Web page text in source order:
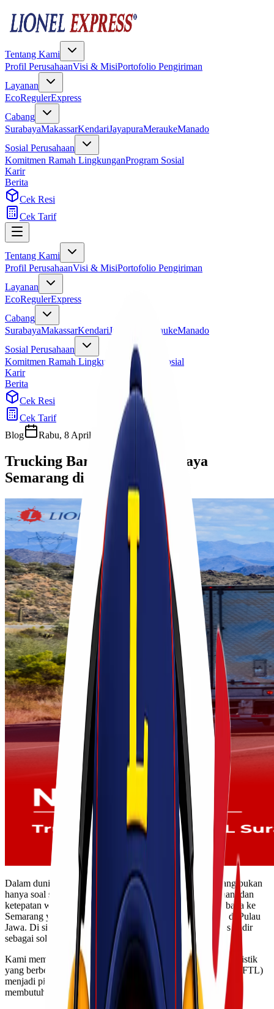
Tentang Kami
Profil PerusahaanVisi & MisiPortofolio Pengiriman
Layanan
EcoRegulerExpress
Cabang
SurabayaMakassarKendariJayapuraMeraukeManado
Sosial Perusahaan
Komitmen Ramah LingkunganProgram Sosial
Karir
Berita
Cek Resi
Cek Tarif
Tentang Kami
Profil PerusahaanVisi & MisiPortofolio Pengiriman
Layanan
EcoRegulerExpress
Cabang
SurabayaMakassarKendariJayapura MeraukeManado
Sosial Perusahaan
Komitmen Ramah Lingkungan
Program Sosial
Karir
Berita
Cek Resi
Cek Tarif
Blog
Rabu, 8 April 2026 Cherryn
Trucking Barang FTL Surabaya
Semarang di Lionel Express
Dalam dunia bisnis yang bergerak cepat, pengiriman barang bukan
hanya soal sampai tujuan, tapi juga soal efisiensi, keamanan, dan
ketepatan waktu. Apalagi untuk rute strategis seperti Surabaya ke
Semarang yang menjadi jalur penting distribusi antar kota di Pulau
Jawa. Di sinilah layanan trucking FTL dari Lionel Express hadir
sebagai solusi yang bisa kamu andalkan.
Kami memahami bahwa setiap bisnis memiliki kebutuhan logistik
yang berbeda. Karena itu, layanan trucking Full Truck Load (FTL)
menjadi pilihan tepat untuk pengiriman skala besar yang
membutuhkan kontrol penuh terhadap proses distribusi.